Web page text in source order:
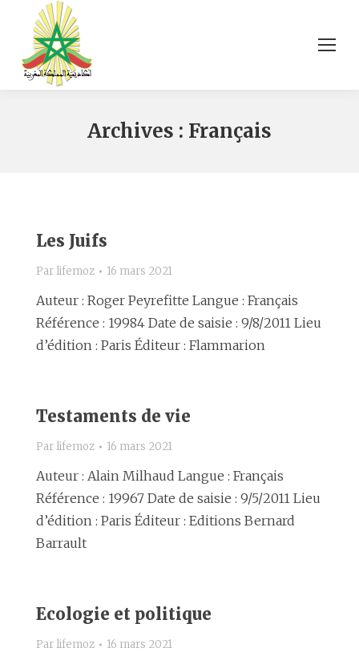
Archives : Français
Les Juifs
Par lifemoz 16 mars 2021
Auteur : Roger Peyrefitte Langue : Français
Référence : 19984 Date de saisie : 9/8/2011 Lieu
d’édition : Paris Éditeur : Flammarion
Testaments de vie
Par lifemoz 16 mars 2021
Auteur : Alain Milhaud Langue : Français
Référence : 19967 Date de saisie : 9/5/2011 Lieu
d’édition : Paris Éditeur : Editions Bernard
Barrault
Ecologie et politique
Par lifemoz 16 mars 2021